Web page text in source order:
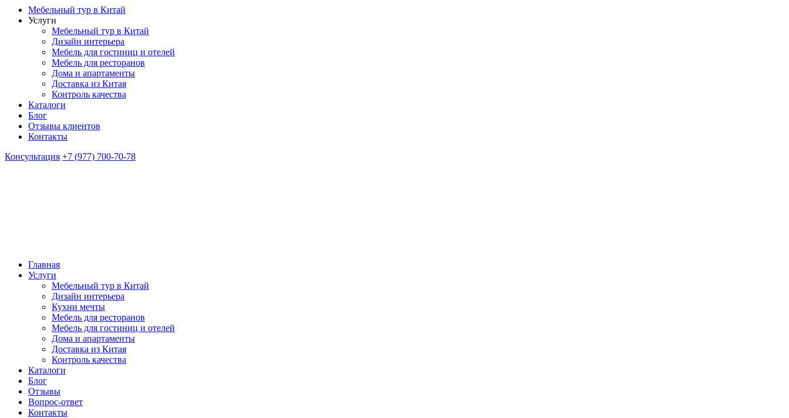
Мебельный тур в Китай
Услуги
Мебельный тур в Китай
Дизайн интерьера
Мебель для гостиниц и отелей
Мебель для ресторанов
Дома и апартаменты
Доставка из Китая
Контроль качества
Каталоги
Блог
Отзывы клиентов
Контакты
Консультация +7 (977) 700-70-78
Главная
Услуги
Мебельный тур в Китай
Дизайн интерьера
Кухни мечты
Мебель для ресторанов
Мебель для гостиниц и отелей
Дома и апартаменты
Доставка из Китая
Контроль качества
Каталоги
Блог
Отзывы
Вопрос-ответ
Контакты